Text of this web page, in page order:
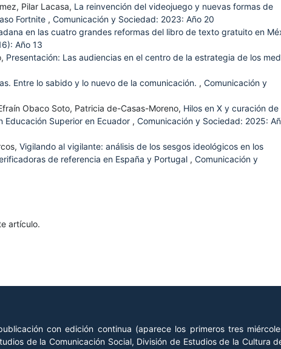
Pilar Lacasa, La reinvención del videojuego y nuevas formas de
Fortnite , Comunicación y Sociedad: 2023: Año 20
en las cuatro grandes reformas del libro de texto gratuito en
Año 13
Presentación: Las audiencias en el centro de la estrategia de los
Entre lo sabido y lo nuevo de la comunicación. , Comunicación y
Obaco Soto, Patricia de-Casas-Moreno, Hilos en X y curación de
Superior en Ecuador , Comunicación y Sociedad: 2025:
Vigilando al vigilante: análisis de los sesgos ideológicos en los
de referencia en España y Portugal , Comunicación y
artículo.
con edición continua (aparece los primeros tres
de la Comunicación Social, División de Estudios de la Cultura